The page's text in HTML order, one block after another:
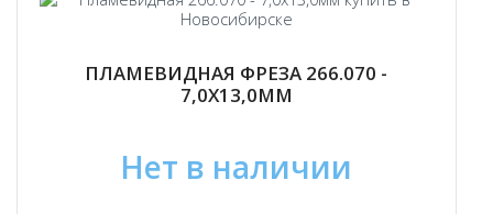
ПЛАМЕВИДНАЯ ФРЕЗА 266.070 -
7,0Х13,0ММ
Нет в наличии